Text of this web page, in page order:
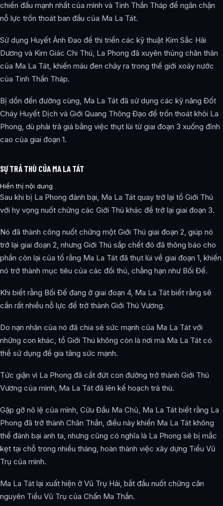
chiến đấu mạnh nhất của mình và Tinh Thần Tháp để ngăn chặn
nỗ lực trốn thoát ban đầu của Ma La Tát.
Sử dụng Huyết Ảnh Đao để thi triển các kỹ thuật Kim Sắc Hải
Dương và Kim Giác Chi Thú, La Phong đã xuyên thủng chân thân
của Ma La Tát, khiến máu đen chảy ra trong thế giới xoáy nước
của Tinh Thần Tháp.
Bị dồn đến đường cùng, Ma La Tát đã sử dụng các kỹ năng Đốt
Cháy Huyết Dịch và Giới Quang Thông Đạo để trốn thoát khỏi La
Phong, dù phải trả giá bằng việc thụt lùi từ giai đoạn 3 xuống đỉnh
cao của giai đoạn 1.
SỰ TRẢ THÙ CỦA MA LA TÁT
Hiển thị nội dung
Sau khi bị La Phong đánh bại, Ma La Tát quay trở lại tổ Giới Thú
với hy vọng nuốt chửng các Giới Thú khác để trở lại giai đoạn 3.
Nó đã thành công nuốt chửng một Giới Thú giai đoạn 2, giúp nó
trở lại giai đoạn 2, nhưng Giới Thú sắp chết đó đã thông báo cho
phần còn lại của tổ rằng Ma La Tát đã thụt lùi về giai đoạn 1, khiến
nó trở thành mục tiêu của các đối thủ, chẳng hạn như Bối Đế.
Khi biết rằng Bối Đế đang ở giai đoạn 4, Ma La Tát biết rằng sẽ
cần rất nhiều nỗ lực để trở thành Giới Thú Vương.
Do nạn nhân của nó đã chia sẻ sức mạnh của Ma La Tát với
những con khác, tổ Giới Thú không còn là nơi mà Ma La Tát có
thể sử dụng để gia tăng sức mạnh.
Tức giận vì La Phong đã cắt đứt con đường trở thành Giới Thú
Vương của mình, Ma La Tát đã lên kế hoạch trả thù.
Gặp gỡ nô lệ của mình, Cửu Đầu Ma Chủ, Ma La Tát biết rằng La
Phong đã trở thành Chân Thần, điều này khiến Ma La Tát không
thể đánh bại anh ta, nhưng cũng có nghĩa là La Phong sẽ bị mắc
kẹt tại chỗ trong nhiều tháng, hoàn thành việc xây dựng Tiểu Vũ
Trụ của mình.
Ma La Tát lại xuất hiện ở Vũ Trụ Hải, bắt đầu nuốt chửng căn
nguyên Tiểu Vũ Trụ của Chấn Ma Thần.